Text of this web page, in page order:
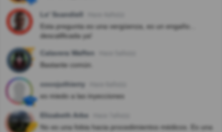
Le' Scandiell
Esta pregunta es una vergüenza, es un engaño...
descalificada ya!
Calavera Waffen
Bastante común.
cocojuthierry
es miedo a las inyecciones
Elizabeth Arbe
No es una fobia hacia procedimientos médicos. Es una